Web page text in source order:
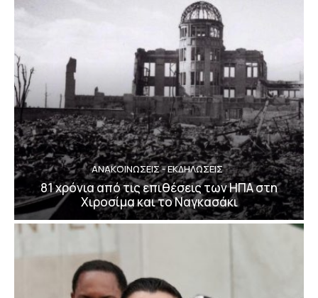
ΑΝΑΚΟΙΝΩΣΕΙΣ - ΕΚΔΗΛΩΣΕΙΣ
81 χρόνια από τις επιθέσεις των ΗΠΑ στη
Χιροσίμα και το Ναγκασάκι